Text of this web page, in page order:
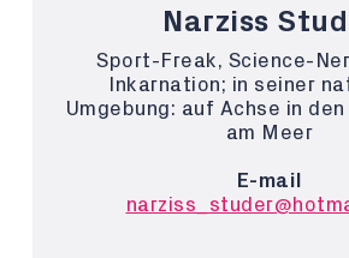
Narziss
Sport-Freak, Science-
Inkarnation; in seiner
Umgebung: auf Achse in
am Meer
E-mail